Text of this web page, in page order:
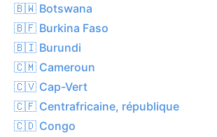
🇧🇼 Botswana
🇧🇫 Burkina Faso
🇧🇮 Burundi
🇨🇲 Cameroun
🇨🇻 Cap-Vert
🇨🇫 Centrafricaine, république
🇨🇩 Congo